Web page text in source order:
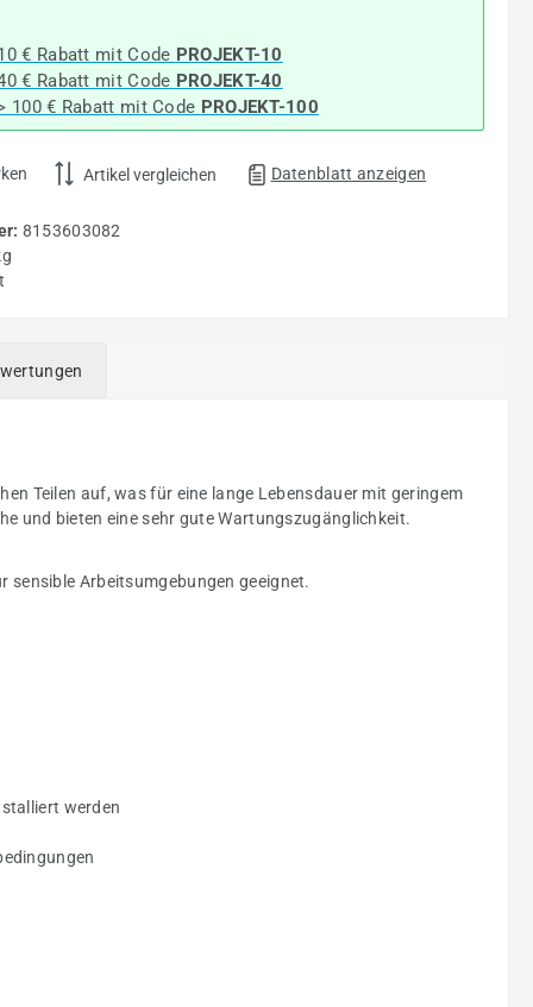
€ Rabatt mit Code PROJEKT-10
€ Rabatt mit Code PROJEKT-40
100 € Rabatt mit Code PROJEKT-100
Artikel vergleichen Datenblatt anzeigen
8153603082
Teilen auf, was für eine lange Lebensdauer mit geringem
und bieten eine sehr gute Wartungszugänglichkeit.
Arbeitsumgebungen geeignet.
werden